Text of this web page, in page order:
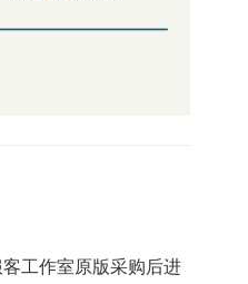
工作室原版采购后进